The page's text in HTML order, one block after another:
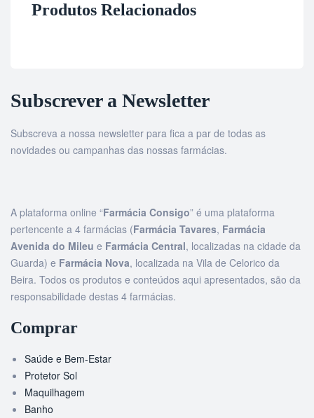
Produtos Relacionados
Subscrever a Newsletter
Subscreva a nossa newsletter para fica a par de todas as
novidades ou campanhas das nossas farmácias.
A plataforma online “Farmácia Consigo” é uma plataforma
pertencente a 4 farmácias (Farmácia Tavares, Farmácia
Avenida do Mileu e Farmácia Central, localizadas na cidade da
Guarda) e Farmácia Nova, localizada na Vila de Celorico da
Beira. Todos os produtos e conteúdos aqui apresentados, são da
responsabilidade destas 4 farmácias.
Comprar
Saúde e Bem-Estar
Protetor Sol
Maquilhagem
Banho